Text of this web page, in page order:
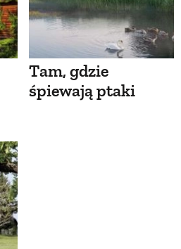
Tam, gdzie
śpiewają ptaki